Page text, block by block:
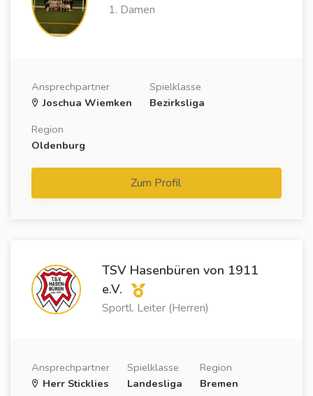
1. Damen
Ansprechpartner
Joschua Wiemken
Spielklasse
Bezirksliga
Region
Oldenburg
Zum Profil
TSV Hasenbüren von 1911
e.V.
Sportl. Leiter (Herren)
Ansprechpartner
Herr Sticklies
Spielklasse
Landesliga
Region
Bremen